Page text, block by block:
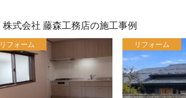
株式会社 藤森工務店の施工事例
リフォーム リフォーム